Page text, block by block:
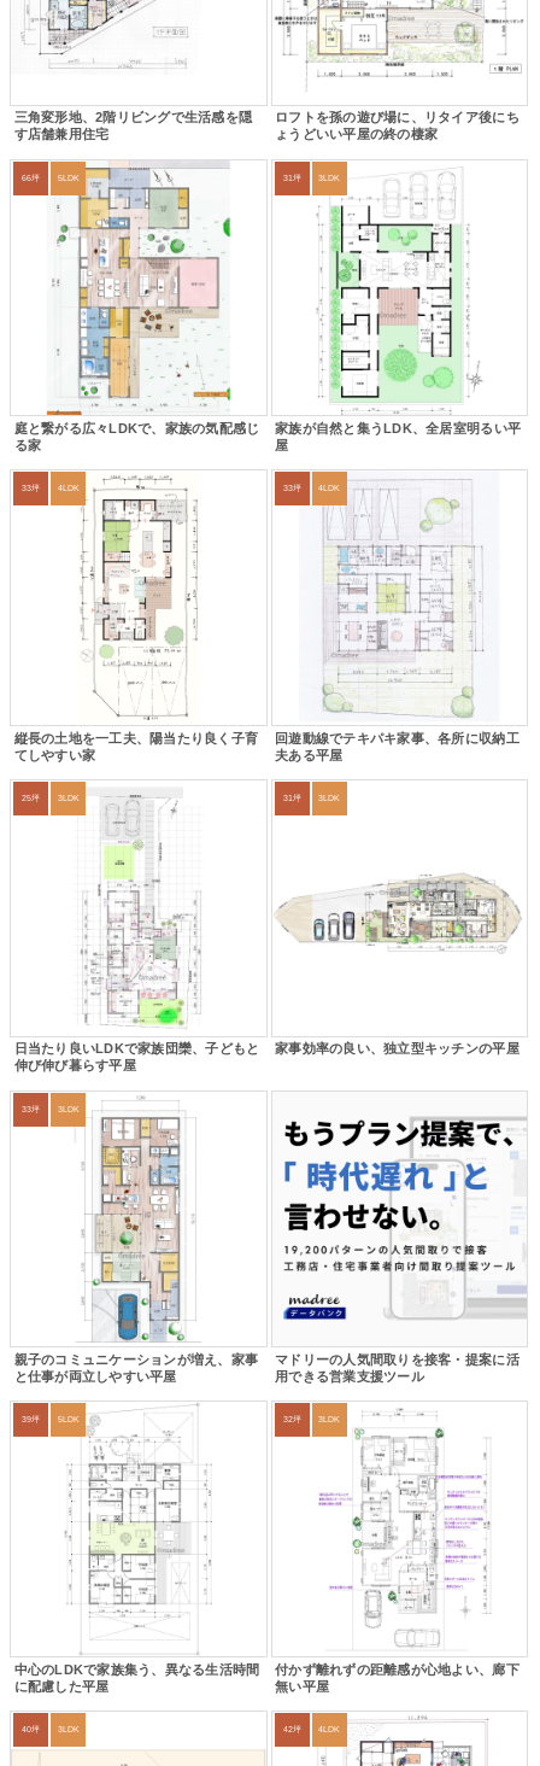
三角変形地、2階リビングで生活感を隠
す店舗兼用住宅
ロフトを孫の遊び場に、リタイア後にち
ょうどいい平屋の終の棲家
66坪 5LDK
庭と繋がる広々LDKで、家族の気配感じ
る家
31坪 3LDK
家族が自然と集うLDK、全居室明るい平
屋
33坪 4LDK
縦長の土地を一工夫、陽当たり良く子育
てしやすい家
33坪 4LDK
回遊動線でテキパキ家事、各所に収納工
夫ある平屋
25坪 3LDK
日当たり良いLDKで家族団欒、子どもと
伸び伸び暮らす平屋
31坪 3LDK
家事効率の良い、独立型キッチンの平屋
33坪 3LDK
親子のコミュニケーションが増え、家事
と仕事が両立しやすい平屋
マドリーの人気間取りを接客・提案に活
用できる営業支援ツール
39坪 5LDK
中心のLDKで家族集う、異なる生活時間
に配慮した平屋
32坪 3LDK
付かず離れずの距離感が心地よい、廊下
無い平屋
40坪 3LDK 42坪 4LDK